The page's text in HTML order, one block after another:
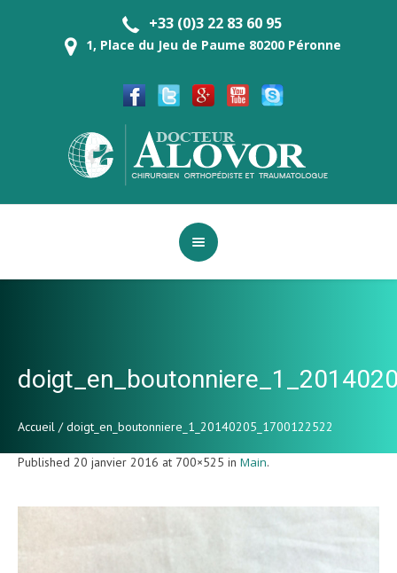
+33 (0)3 22 83 60 95
1, Place du Jeu de Paume 80200 Péronne
Accueil /doigt_en_boutonniere_1_20140205_1700122522
Published 20 janvier 2016 at 700×525 in Main.